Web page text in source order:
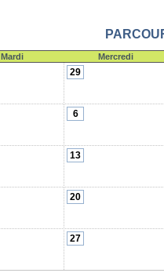
Mardi Mercredi
29
6
13
20
27